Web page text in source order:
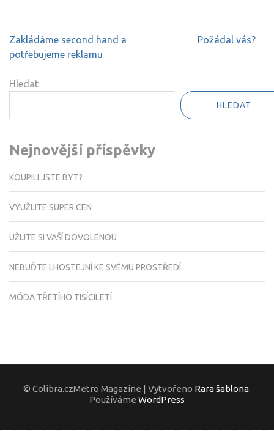
Navigace
pro
Zakládáme second hand a
potřebujeme reklamu
Požádal vás?
Hledat
HLEDAT
Nejnovější příspěvky
KOUPILI JSTE BYT?
VYUŽIJTE SUPER CEN
UŽIJTE SI VAŠÍ DOVOLENOU
NEBUĎTE LHOSTEJNÍ KE SVÉMU PROSTŘEDÍ
MÓDA TŘETÍHO TISÍCILETÍ
© Colibra.czMetro Magazine | Vytvořeno Rara šablona.
Používáme WordPress